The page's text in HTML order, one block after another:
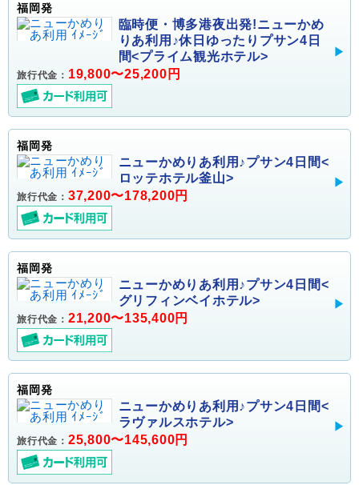
福岡発
臨時便・博多港夜出発!ニューかめ
りあ利用♪休日ゆったりプサン4日
間<プライム観光ホテル>
旅行代金： 19,800〜25,200円
福岡発
ニューかめりあ利用♪プサン4日間<
ロッテホテル釜山>
旅行代金： 37,200〜178,200円
福岡発
ニューかめりあ利用♪プサン4日間<
グリフィンベイホテル>
旅行代金： 21,200〜135,400円
福岡発
ニューかめりあ利用♪プサン4日間<
ラヴァルスホテル>
旅行代金： 25,800〜145,600円